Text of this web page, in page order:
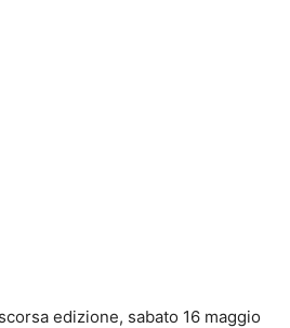
edizione, sabato 16 maggio